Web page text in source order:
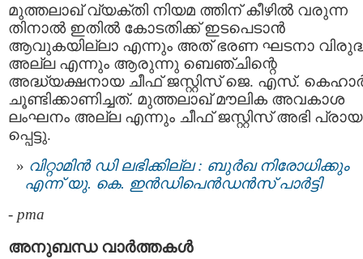
മുത്തലാഖ് വ്യക്തി നിയമ ത്തിന് കീഴിൽ വരുന്ന
തിനാൽ ഇതിൽ കോടതിക്ക് ഇടപെടാന്‍
ആവുകയില്ലാ എന്നും അത് ഭരണ ഘടനാ
അല്ല എന്നും ആരുന്നു ബെഞ്ചിന്റെ
അദ്ധ്യക്ഷനായ ചീഫ് ജസ്റ്റിസ് ജെ. എസ്.
ചൂണ്ടിക്കാണിച്ചത്. മുത്തലാഖ് മൗലിക അവകാശ
ലംഘനം അല്ല എന്നും ചീഫ് ജസ്റ്റിസ് അഭി പ്രായ
പ്പെട്ടു.
വിറ്റാമിന്‍ ഡി ലഭിക്കില്ല : ബുര്‍ഖ നിരോധിക്കും
എന്ന് യു. കെ. ഇന്‍ഡിപെന്‍ഡന്‍സ് പാര്‍ട്ടി
- pma
അനുബന്ധ വാര്‍ത്തകള്‍